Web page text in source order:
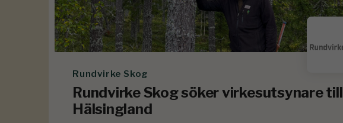
Rundvirke Skog
Rundvirke Skog söker virkesutsynare till
Hälsingland